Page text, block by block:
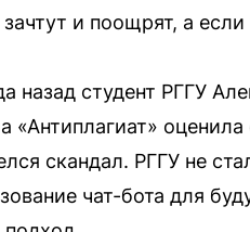
зачтут и поощрят, а
назад студент РГГУ
«Антиплагиат»
скандал. РГГУ не
чат-бота для